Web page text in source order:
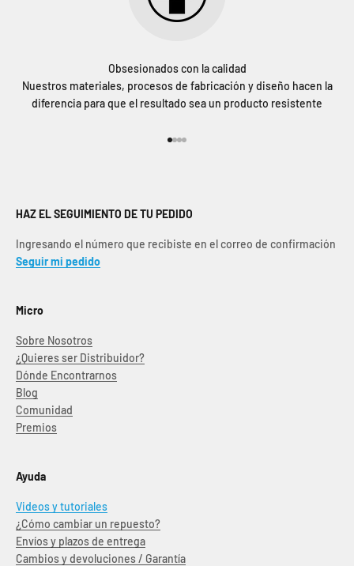
Obsesionados con la calidad
Nuestros materiales, procesos de fabricación y diseño hacen la
diferencia para que el resultado sea un producto resistente
HAZ EL SEGUIMIENTO DE TU PEDIDO
Ingresando el número que recibiste en el correo de confirmación
Seguir mi pedido
Micro
Sobre Nosotros
¿Quieres ser Distribuidor?
Dónde Encontrarnos
Blog
Comunidad
Premios
Ayuda
Videos y tutoriales
¿Cómo cambiar un repuesto?
Envíos y plazos de entrega
Cambios y devoluciones / Garantía